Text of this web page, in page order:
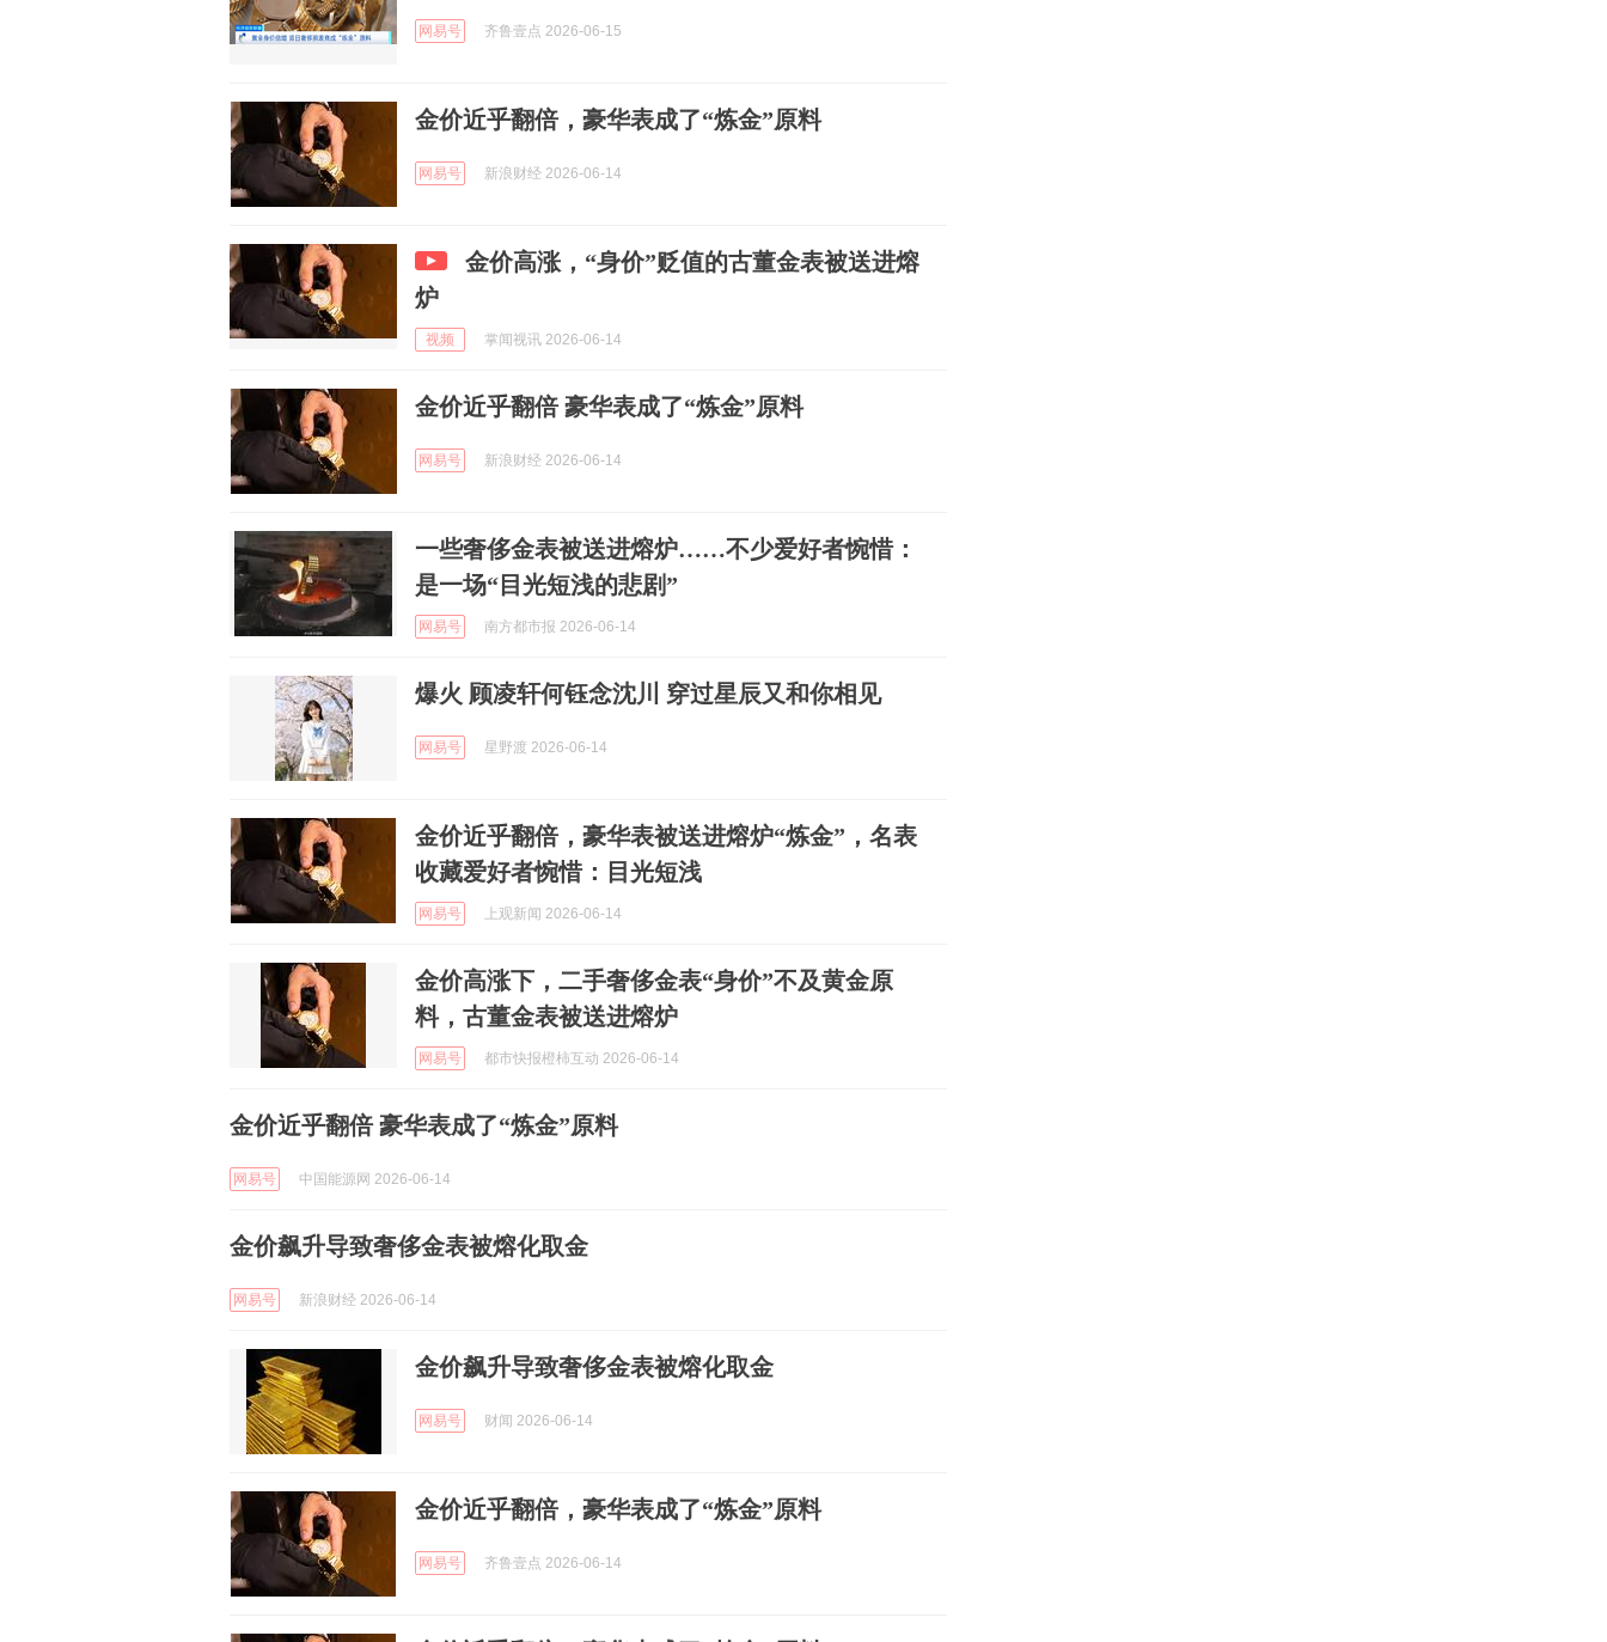
网易号 齐鲁壹点 2026-06-15
金价近乎翻倍，豪华表成了“炼金”原料
网易号 新浪财经 2026-06-14
金价高涨，“身价”贬值的古董金表被送进熔
炉
视频 掌闻视讯 2026-06-14
金价近乎翻倍 豪华表成了“炼金”原料
网易号 新浪财经 2026-06-14
一些奢侈金表被送进熔炉……不少爱好者惋惜：
是一场“目光短浅的悲剧”
网易号 南方都市报 2026-06-14
爆火 顾凌轩何钰念沈川 穿过星辰又和你相见
网易号 星野渡 2026-06-14
金价近乎翻倍，豪华表被送进熔炉“炼金”，名表
收藏爱好者惋惜：目光短浅
网易号 上观新闻 2026-06-14
金价高涨下，二手奢侈金表“身价”不及黄金原
料，古董金表被送进熔炉
网易号 都市快报橙柿互动 2026-06-14
金价近乎翻倍 豪华表成了“炼金”原料
网易号 中国能源网 2026-06-14
金价飙升导致奢侈金表被熔化取金
网易号 新浪财经 2026-06-14
金价飙升导致奢侈金表被熔化取金
网易号 财闻 2026-06-14
金价近乎翻倍，豪华表成了“炼金”原料
网易号 齐鲁壹点 2026-06-14